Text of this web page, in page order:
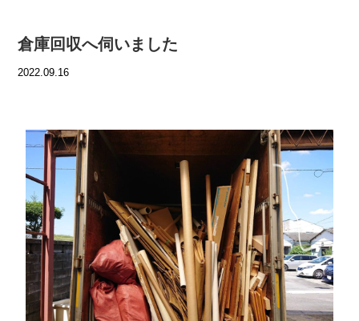
倉庫回収へ伺いました
2022.09.16